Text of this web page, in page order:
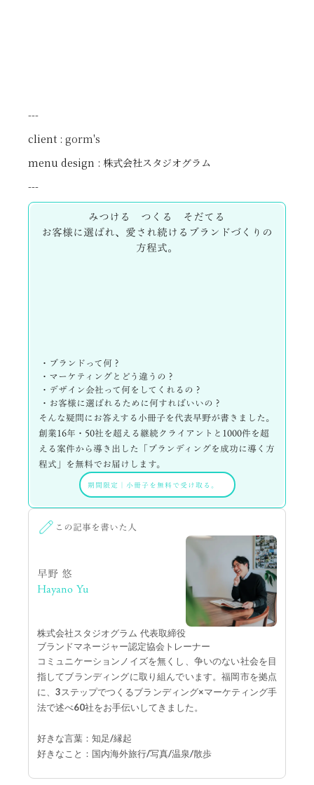
---
client : gorm's
menu design : 株式会社スタジオグラム
---
みつける つくる そだてる
お客様に選ばれ、愛され続けるブランドづくりの
方程式。
・ブランドって何？
・マーケティングとどう違うの？
・デザイン会社って何をしてくれるの？
・お客様に選ばれるために何すればいいの？
そんな疑問にお答えする小冊子を代表早野が書きました。
創業16年・50社を超える継続クライアントと1000件を超
える案件から導き出した「ブランディングを成功に導く方
程式」を無料でお届けします。
期間限定 ｜ 小冊子を無料で受け取る。
この記事を書いた人
早野 悠
Hayano Yu
株式会社スタジオグラム 代表取締役
ブランドマネージャー認定協会トレーナー
コミュニケーションノイズを無くし、争いのない社会を目
指してブランディングに取り組んでいます。福岡市を拠点
に、3ステップでつくるブランディング×マーケティング手
法で述べ60社をお手伝いしてきました。
好きな言葉：知足/縁起
好きなこと：国内海外旅行/写真/温泉/散歩